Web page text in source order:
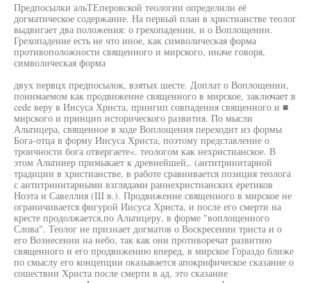
Предпосылки альТЕперовской теологии определили её
догматическое содержание. На первый план в христианстве теолог
выдвигает два положения: о грехопадении, и о Воплощении.
Грехопадение есть не что иное, как символическая форма
противоположности священного и мирского, иначе говоря,
символическая форма
двух первцх предпосылок, взятых шесте. Доплат о Воплощении,
понимаемом как продвижение священного в мирское, заключает в
cede веру в Иисуса Христа, прингип совпадения священного и ■
мирского и принцип исторического развития. По мысли
Альтицера, священное в ходе Воплощения переходит из формы
Бога-отца в форму Иисуса Христа, поэтому представление о
троичности бога отвергаете«. теологом как нехристианское. В
этом Альтииер примыкает к древнейшей,. (антитринитарной
традиции в христианстве, в работе сравнивается позиция теолога
с антитринитарными взглядами раннехристианских еретиков
Ноэта и Савеллия (Ш в.). Продвижение священного в мирское не
ограничивается фигурой Иисуса Христа, и после его смерти на
кресте продолжается,по Альтицеру, в форме "воплощенного
Слова". Теолог не признает догматов о Воскресении триста и о
его Вознесении на небо, так как они противоречат развитию
священного и его продвижению вперед, в мирское Гораздо ближе
по смыслу его концепции оказывается апокрифическое сказание о
сошествии Христа после смерти в ад, это сказание